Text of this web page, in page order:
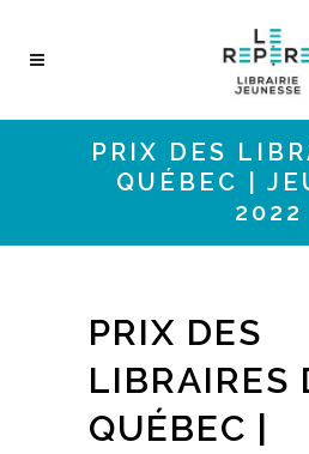
PRIX DES
QUÉBEC |
2022
PRIX DES
LIBRAIRES
QUÉBEC |